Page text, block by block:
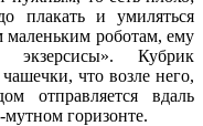
плакать и умиляться
маленьким роботам, ему
Кубрик
что возле него,
отправляется вдаль
мутном горизонте.